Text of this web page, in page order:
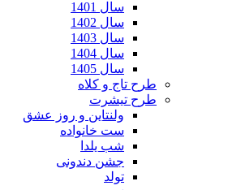
سال 1401
سال 1402
سال 1403
سال 1404
سال 1405
طرح تاج و کلاه
طرح تیشرت
ولنتاین و روز عشق
ست خانواده
شب یلدا
جشن دندونی
تولد